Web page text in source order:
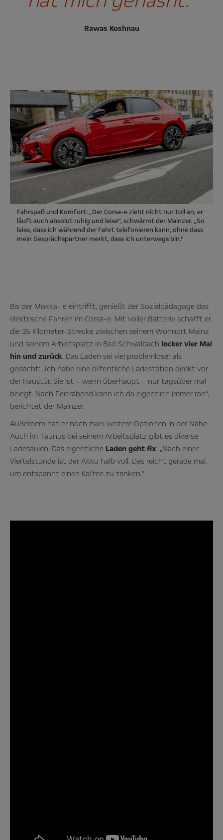
Rawas Koshnau
Fahrspaß und Komfort: „Der Corsa-e zieht nicht nur toll an, er
läuft auch absolut ruhig und leise“, schwärmt der Mainzer. „So
leise, dass ich während der Fahrt telefonieren kann, ohne dass
mein Gesprächspartner merkt, dass ich unterwegs bin.“
Bis der Mokka- e eintrifft, genießt der Sozialpädagoge das
elektrische Fahren im Corsa-e. Mit voller Batterie schafft er
die 35 Kilometer-Strecke zwischen seinem Wohnort Mainz
und seinem Arbeitsplatz in Bad Schwalbach locker vier Mal
hin und zurück. Das Laden sei viel problemloser als
gedacht: „Ich habe eine öffentliche Ladestation direkt vor
der Haustür. Sie ist – wenn überhaupt – nur tagsüber mal
belegt. Nach Feierabend kann ich da eigentlich immer ran“,
berichtet der Mainzer.
Außerdem hat er noch zwei weitere Optionen in der Nähe.
Auch im Taunus bei seinem Arbeitsplatz gibt es diverse
Ladesäulen. Das eigentliche Laden geht fix: „Nach einer
Viertelstunde ist der Akku halb voll. Das reicht gerade mal,
um entspannt einen Kaffee zu trinken.“